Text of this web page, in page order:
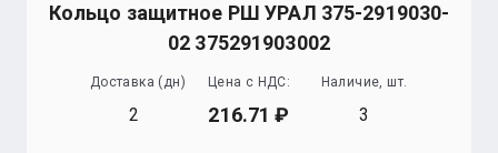
Кольцо защитное РШ УРАЛ 375-2919030-
02 375291903002
Доставка (дн)
2
Цена с НДС:
216.71
Наличие, шт.
3